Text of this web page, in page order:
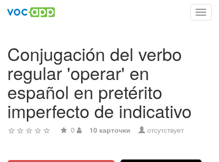
Conjugación del verbo
regular 'operar' en
español en pretérito
imperfecto de indicativo
0 10 карточки отсутствует